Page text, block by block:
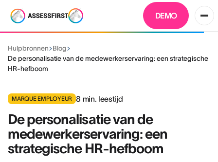
DEMO
Hulpbronnen
Blog
De personalisatie van de medewerkerservaring: een strategische
HR-hefboom
MARQUE EMPLOYEUR 8 min. leestijd
De personalisatie van de
medewerkerservaring: een
strategische HR-hefboom